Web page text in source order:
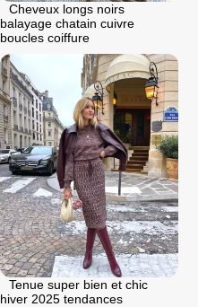
Cheveux longs noirs
balayage chatain cuivre
boucles coiffure
Tenue super bien et chic
hiver 2025 tendances